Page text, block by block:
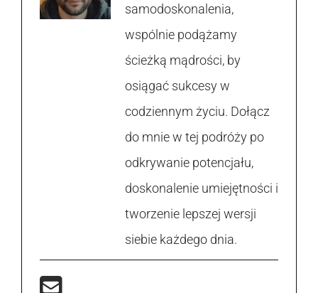
samodoskonalenia,
wspólnie podążamy
ścieżką mądrości, by
osiągać sukcesy w
codziennym życiu. Dołącz
do mnie w tej podróży po
odkrywanie potencjału,
doskonalenie umiejętności i
tworzenie lepszej wersji
siebie każdego dnia.